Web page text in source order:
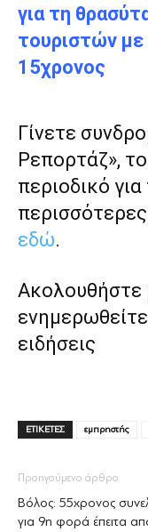
για τη
τουριστών με
15χρονος
Γίνετε
Ρεπορτάζ»,
περιοδικό
εδώ.
Ακολουθήστε
ειδήσεις
ΕΤΙΚΕΤΕΣ εμπρηστής
Προηγούμενο άρθρο
Βόλος: 55χρονος
για 9η φορά έπειτα